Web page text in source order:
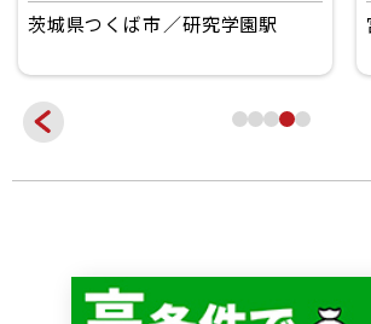
茨城県つくば市 研究学園駅